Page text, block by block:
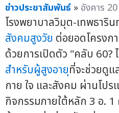
ข่าวประชาสัมพันธ์ » อังคาร
โรงพยาบาลวิมุต-เทพธาริ
สังคมสูงวัย ต่อยอดโครง
ด้วยการเปิดตัว "คลับ 60?
สำหรับผู้สูงอายุที่จะช่วยดู
กาย ใจ และสังคม ผ่านโปร
กิจกรรมภายใต้หลัก 3 อ.